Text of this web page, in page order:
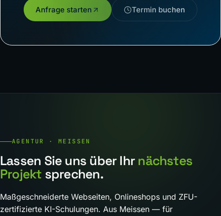
Anfrage starten Termin buchen
AGENTUR · MEISSEN
Lassen Sie uns über Ihr nächstes
Projekt sprechen.
Maßgeschneiderte Webseiten, Onlineshops und ZFU-
zertifizierte KI-Schulungen. Aus Meissen — für